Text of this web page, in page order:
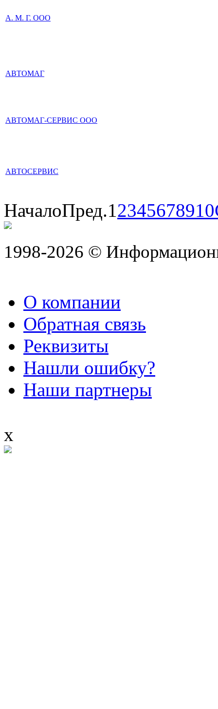
А. М. Г. ООО
АВТОМАГ
АВТОМАГ-СЕРВИС ООО
АВТОСЕРВИС
НачалоПред.12345678910
1998-2026 ©
О компании
Обратная связь
Реквизиты
Нашли ошибку?
Наши партнеры
x